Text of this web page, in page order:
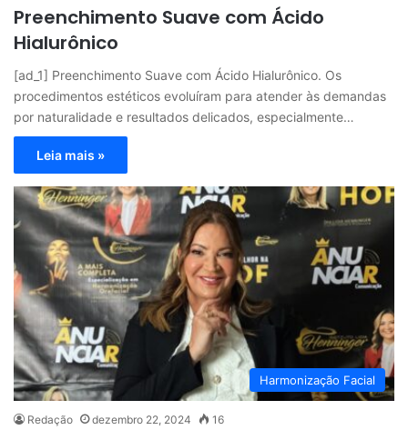
Preenchimento Suave com Ácido
Hialurônico
[ad_1] Preenchimento Suave com Ácido Hialurônico. Os
procedimentos estéticos evoluíram para atender às demandas
por naturalidade e resultados delicados, especialmente…
Leia mais »
Harmonização Facial
Redação dezembro 22, 2024 16